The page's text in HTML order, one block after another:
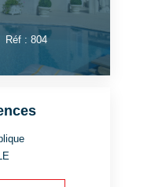
Réf : 804